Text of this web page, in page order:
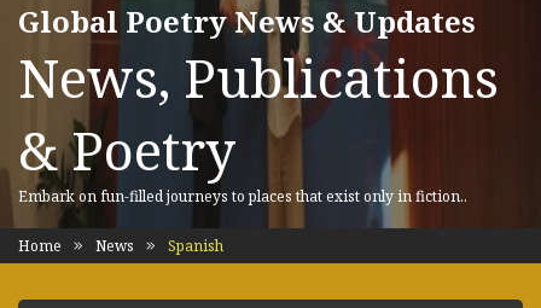
Global Poetry News & Updates
News, Publications
& Poetry
Embark on fun-filled journeys to places that exist only in fiction..
Home News Spanish